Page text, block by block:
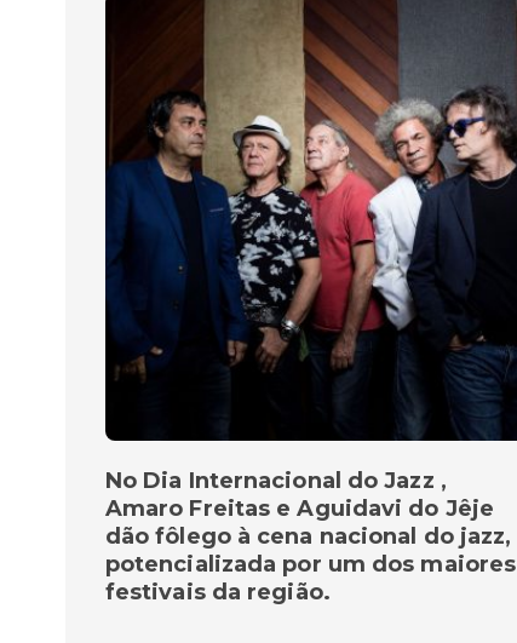
No Dia Internacional do Jazz ,
Amaro Freitas e Aguidavi do Jêje
dão fôlego à cena nacional do jazz,
potencializada por um dos maiores
festivais da região.